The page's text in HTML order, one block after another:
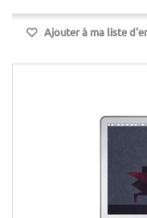
Ajouter à ma liste